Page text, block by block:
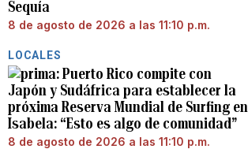
Sequía
8 de agosto de 2026 a las 11:10 p.m.
LOCALES
Puerto Rico compite con
Japón y Sudáfrica para establecer la
próxima Reserva Mundial de Surfing en
Isabela: “Esto es algo de comunidad”
8 de agosto de 2026 a las 11:10 p.m.